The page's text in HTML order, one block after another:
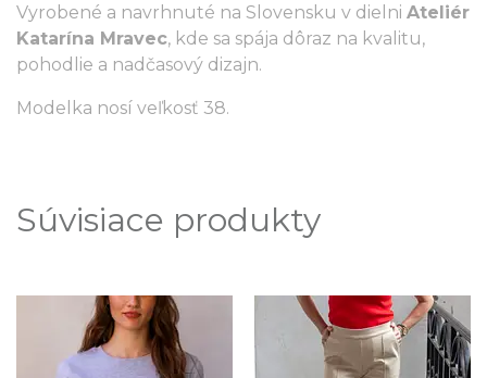
Vyrobené a navrhnuté na Slovensku v dielni Ateliér
Katarína Mravec, kde sa spája dôraz na kvalitu,
pohodlie a nadčasový dizajn.
Modelka nosí veľkosť 38.
Súvisiace produkty